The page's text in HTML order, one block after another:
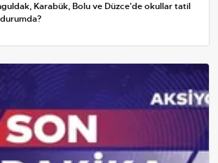
Karabük, Bolu ve Düzce'de okullar tatil